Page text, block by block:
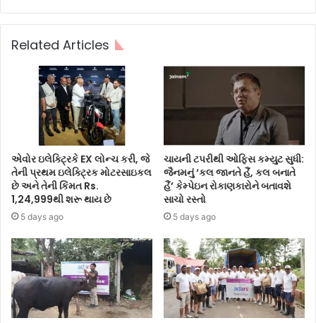
Related Articles
એવોર ઇલેક્ટ્રિકે EX લોન્ચ કરી, જે
તેની પ્રથમ ઇલેક્ટ્રિક મોટરસાઇકલ
છે અને તેની કિંમત Rs.
1,24,999થી શરૂ થાય છે
5 days ago
ચાયની ટપરીથી ઓફિસ કમ્યુટ સુધી:
જૈનમનું ‘કલ જાનતે હૈં, કલ બનાતે
હૈં’ કેમ્પેઇન રોકાણકારોને બતાવશે
સાચો રસ્તો
5 days ago